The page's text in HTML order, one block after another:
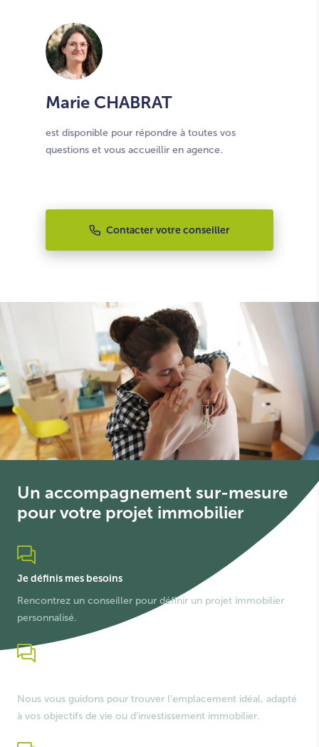
Marie CHABRAT
est disponible pour répondre à toutes vos
questions et vous accueillir en agence.
Contacter votre conseiller
Un accompagnement sur-mesure
pour votre projet immobilier
Je définis mes besoins
Rencontrez un conseiller pour définir un projet immobilier
personnalisé.
Nous vous guidons pour trouver l’emplacement idéal, adapté
à vos objectifs de vie ou d’investissement immobilier.